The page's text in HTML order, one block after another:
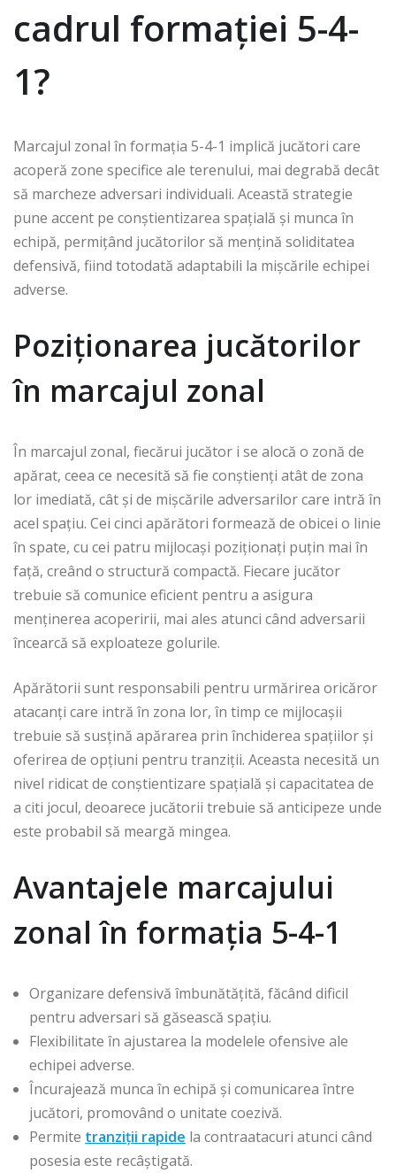
cadrul formației 5-4-
1?
Marcajul zonal în formația 5-4-1 implică jucători care
acoperă zone specifice ale terenului, mai degrabă decât
să marcheze adversari individuali. Această strategie
pune accent pe conștientizarea spațială și munca în
echipă, permițând jucătorilor să mențină soliditatea
defensivă, fiind totodată adaptabili la mișcările echipei
adverse.
Poziționarea jucătorilor
în marcajul zonal
În marcajul zonal, fiecărui jucător i se alocă o zonă de
apărat, ceea ce necesită să fie conștienți atât de zona
lor imediată, cât și de mișcările adversarilor care intră în
acel spațiu. Cei cinci apărători formează de obicei o linie
în spate, cu cei patru mijlocași poziționați puțin mai în
față, creând o structură compactă. Fiecare jucător
trebuie să comunice eficient pentru a asigura
menținerea acoperirii, mai ales atunci când adversarii
încearcă să exploateze golurile.
Apărătorii sunt responsabili pentru urmărirea oricăror
atacanți care intră în zona lor, în timp ce mijlocașii
trebuie să susțină apărarea prin închiderea spațiilor și
oferirea de opțiuni pentru tranziții. Aceasta necesită un
nivel ridicat de conștientizare spațială și capacitatea de
a citi jocul, deoarece jucătorii trebuie să anticipeze unde
este probabil să meargă mingea.
Avantajele marcajului
zonal în formația 5-4-1
Organizare defensivă îmbunătățită, făcând dificil
pentru adversari să găsească spațiu.
Flexibilitate în ajustarea la modelele ofensive ale
echipei adverse.
Încurajează munca în echipă și comunicarea între
jucători, promovând o unitate coezivă.
Permite tranziții rapide la contraatacuri atunci când
posesia este recâștigată.